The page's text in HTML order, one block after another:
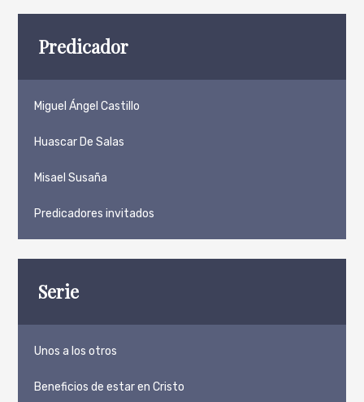
Predicador
Miguel Ángel Castillo
Huascar De Salas
Misael Susaña
Predicadores invitados
Serie
Unos a los otros
Beneficios de estar en Cristo